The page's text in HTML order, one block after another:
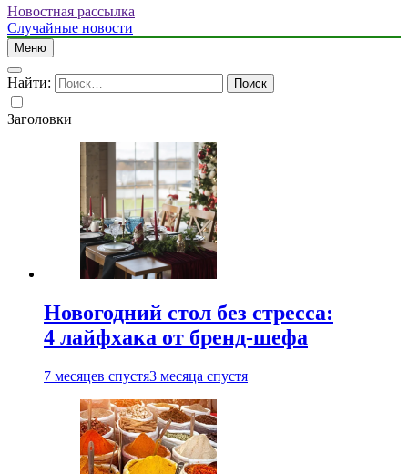
Новостная рассылка
Случайные новости
Меню
Найти:
Заголовки
Новогодний стол без стресса:
4 лайфхака от бренд-шефа
7 месяцев спустя3 месяца спустя